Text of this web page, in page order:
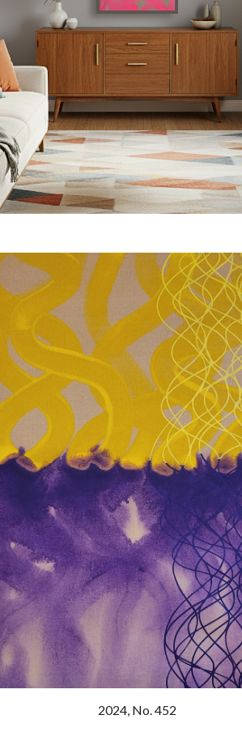
2024, No. 452